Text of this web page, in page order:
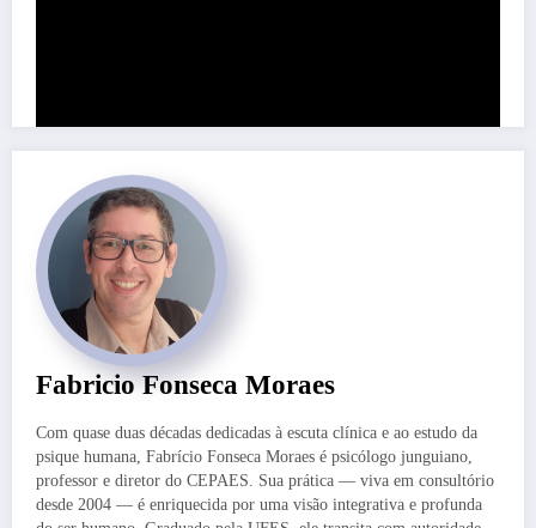
Fabricio Fonseca Moraes
Com quase duas décadas dedicadas à escuta clínica e ao estudo da
psique humana, Fabrício Fonseca Moraes é psicólogo junguiano,
professor e diretor do CEPAES. Sua prática — viva em consultório
desde 2004 — é enriquecida por uma visão integrativa e profunda